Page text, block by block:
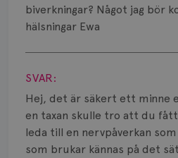
biverkningar? Något jag bör
hälsningar Ewa
Visa svar
SVAR:
Hej, det är säkert ett minne
en taxan skulle tro att du fått
leda till en nervpåverkan
som brukar kännas på det
Smärta
Risker
Spridd bröstcancer
Strålning